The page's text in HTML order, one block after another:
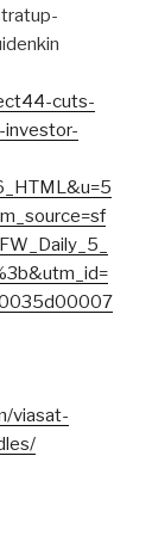
cuts-
viasat-